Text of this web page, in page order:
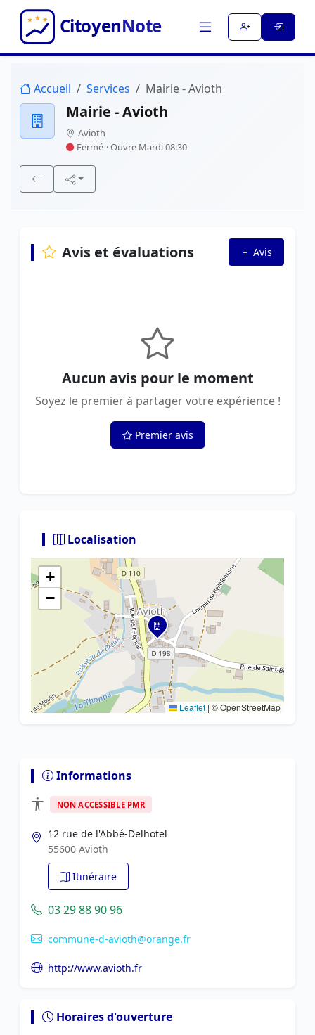
Accueil Services Mairie - Avioth
Mairie - Avioth
Avioth
Fermé · Ouvre Mardi 08:30
Avis et évaluations Avis
Aucun avis pour le moment
Soyez le premier à partager votre expérience !
Premier avis
Localisation
+
−
Leaflet | © OpenStreetMap
Informations
NON ACCESSIBLE PMR
12 rue de l'Abbé-Delhotel
55600 Avioth
Itinéraire
03 29 88 90 96
commune-d-avioth@orange.fr
http://www.avioth.fr
Horaires d'ouverture